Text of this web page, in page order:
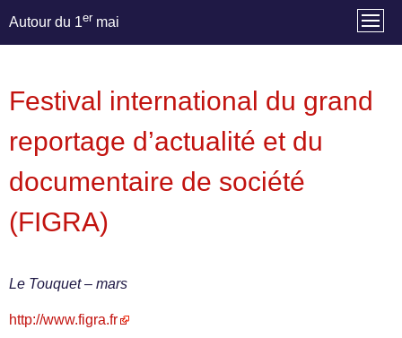
Autour du 1er mai
Festival international du grand
reportage d’actualité et du
documentaire de société
(FIGRA)
Le Touquet – mars
http://www.figra.fr